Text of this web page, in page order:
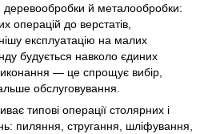
деревообробки й металообробки:
операцій до верстатів,
експлуатацію на малих
будується навколо єдиних
— це спрощує вибір,
обслуговування.
типові операції столярних і
пиляння, стругання, шліфування,